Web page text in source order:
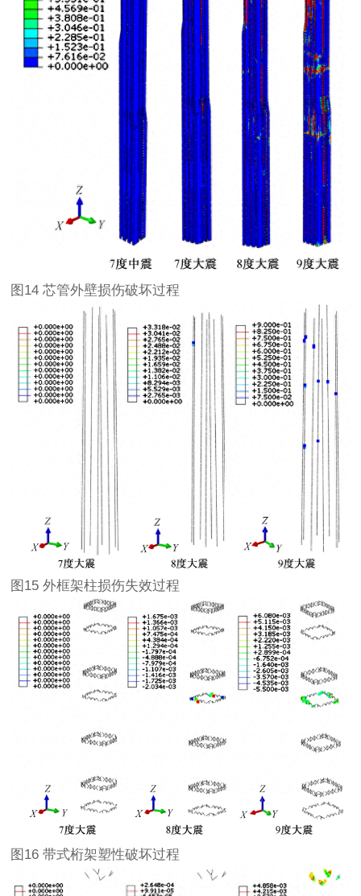
图14 芯管外壁损伤破坏过程
图15 外框架柱损伤失效过程
图16 带式桁架塑性破坏过程